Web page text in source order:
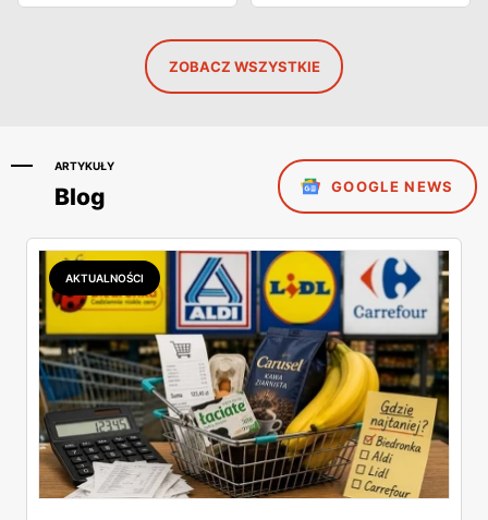
ZOBACZ WSZYSTKIE
ARTYKUŁY
Blog GOOGLE NEWS
AKTUALNOŚCI